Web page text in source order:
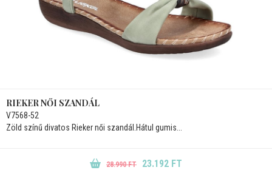
RIEKER NŐI SZANDÁL
V7568-52
Zöld színű divatos Rieker női szandál.Hátul gumis...
28.990 FT 23.192 FT